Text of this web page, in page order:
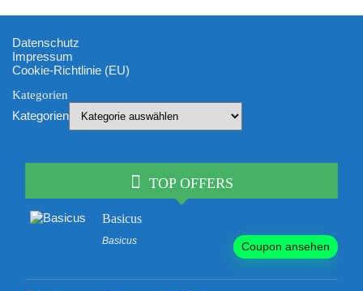
Datenschutz
Impressum
Cookie-Richtlinie (EU)
Kategorien
Kategorien
TOP OFFERS
Basicus
Basicus Coupon ansehen